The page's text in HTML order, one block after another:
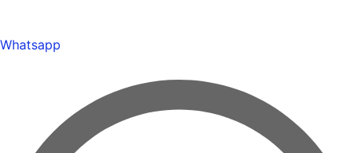
Whatsapp